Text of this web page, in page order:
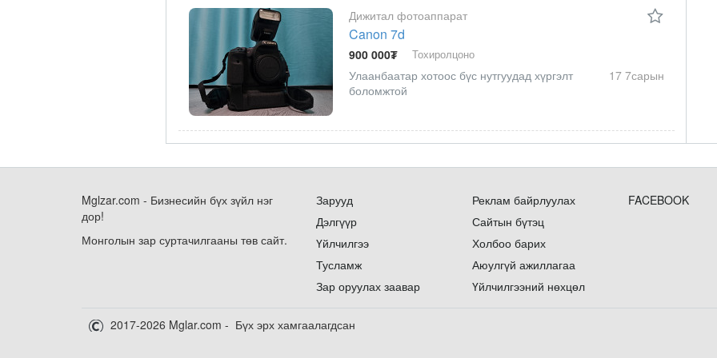
Дижитал фотоаппарат
Canon 7d
900 000₮ Тохиролцоно
Улаанбаатар хотоос бүс нутгуудад хүргэлт
боломжтой
17 7сарын
Mglzar.com - Бизнесийн бүх зүйл нэг
дор!
Монголын зар суртачилгааны төв сайт.
Зарууд
Дэлгүүр
Үйлчилгээ
Тусламж
Зар оруулах заавар
Реклам байрлуулах
Сайтын бүтэц
Холбоо барих
Аюулгүй ажиллагаа
Үйлчилгээний нөхцөл
FACEBOOK
2017-2026 Mglar.com - Бүх эрх хамгаалагдсан